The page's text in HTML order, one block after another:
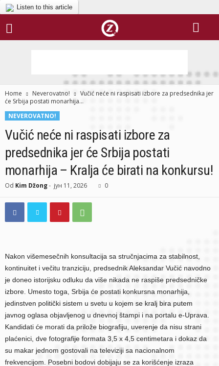
Listen to this article
Home Neverovatno!
Vučić neće ni raspisati izbore za predsednika jer
će Srbija postati monarhija...
NEVEROVATNO!
Vučić neće ni raspisati izbore za
predsednika jer će Srbija postati
monarhija – Kralja će birati na konkursu!
Od Kim Džong- јун 11, 2026 0
Nakon višemesečnih konsultacija sa stručnjacima za stabilnost,
kontinuitet i večitu tranziciju, predsednik Aleksandar Vučić navodno
je doneo istorijsku odluku da više nikada ne raspiše predsedničke
izbore. Umesto toga, Srbija će postati konkursna monarhija,
jedinstven politički sistem u svetu u kojem se kralj bira putem
javnog oglasa objavljenog u dnevnoj štampi i na portalu e-Uprava.
Kandidati će morati da prilože biografiju, uverenje da nisu strani
plaćenici, dve fotografije formata 3,5 x 4,5 centimetara i dokaz da
su makar jednom gostovali na televiziji sa nacionalnom
frekvencijom. Posebni bodovi dobijaju se za korišćenje izraza